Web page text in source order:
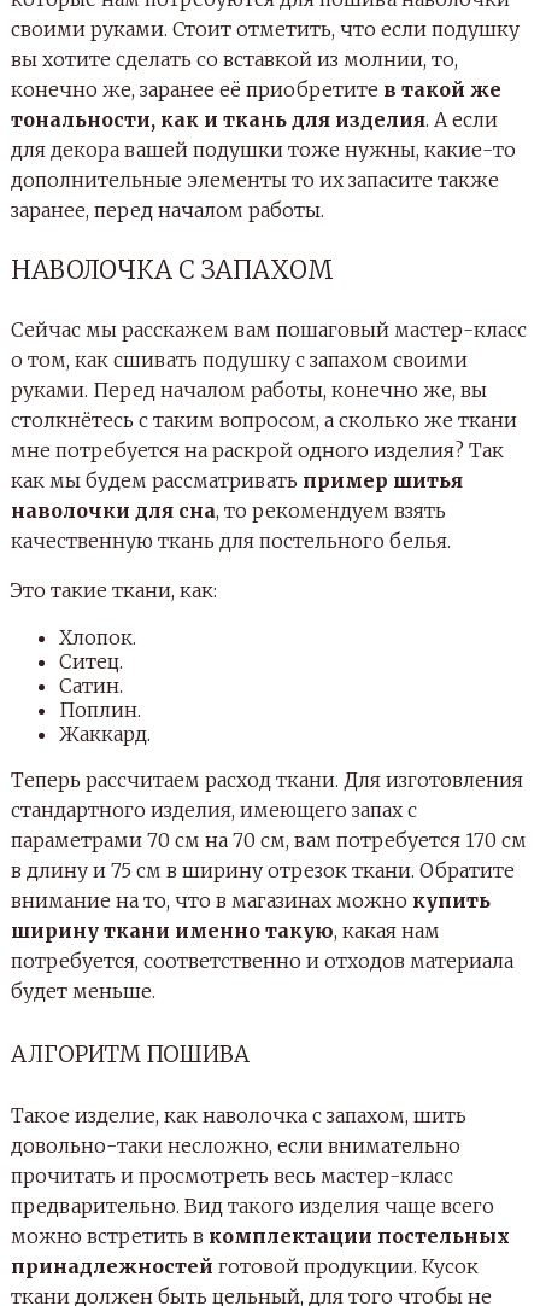
своими руками. Стоит отметить, что если подушку
вы хотите сделать со вставкой из молнии, то,
конечно же, заранее её приобретите в такой же
тональности, как и ткань для изделия. А если
для декора вашей подушки тоже нужны, какие-то
дополнительные элементы то их запасите также
заранее, перед началом работы.
НАВОЛОЧКА С ЗАПАХОМ
Сейчас мы расскажем вам пошаговый мастер-класс
о том, как сшивать подушку с запахом своими
руками. Перед началом работы, конечно же, вы
столкнётесь с таким вопросом, а сколько же ткани
мне потребуется на раскрой одного изделия? Так
как мы будем рассматривать пример шитья
наволочки для сна, то рекомендуем взять
качественную ткань для постельного белья.
Это такие ткани, как:
Хлопок.
Ситец.
Сатин.
Поплин.
Жаккард.
Теперь рассчитаем расход ткани. Для изготовления
стандартного изделия, имеющего запах с
параметрами 70 см на 70 см, вам потребуется 170 см
в длину и 75 см в ширину отрезок ткани. Обратите
внимание на то, что в магазинах можно купить
ширину ткани именно такую, какая нам
потребуется, соответственно и отходов материала
будет меньше.
АЛГОРИТМ ПОШИВА
Такое изделие, как наволочка с запахом, шить
довольно-таки несложно, если внимательно
прочитать и просмотреть весь мастер-класс
предварительно. Вид такого изделия чаще всего
можно встретить в комплектации постельных
принадлежностей готовой продукции. Кусок
ткани должен быть цельный, для того чтобы не